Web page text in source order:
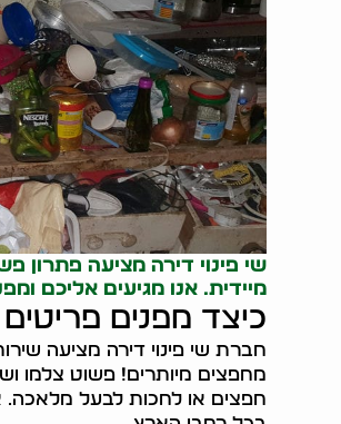
שי פינוי דירה מציעה פתרון
מיידית. אנו מגיעים אליכם
כיצד מפנים
חברת שי פינוי דירה מציעה
מחפצים מיותרים! פשוט צלמו
חפצים או לחכות לבעל מלאכה.